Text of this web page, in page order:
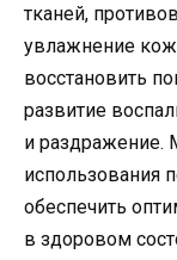
тканей,
увлажнение
восстановить
развитие
и раздражение.
использования
обеспечить
в здоровом